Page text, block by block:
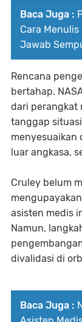
Baca Juga :
Cara
Jawab
Rencana
bertahap.
dari perangkat
tanggap
menyesuaikan
luar angkasa,
Cruley belum
asisten medis
Namun,
divalidasi di
Baca Juga :